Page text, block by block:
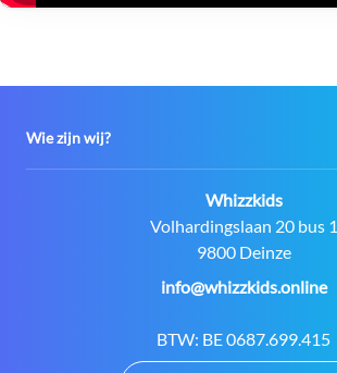
Wie zijn wij?
Contact:
Whizzkids
Adres:
Volhardingslaan 20 bus 1
9800 Deinze
E-
info@whizzkids.online
BTW: BE 0687.699.415